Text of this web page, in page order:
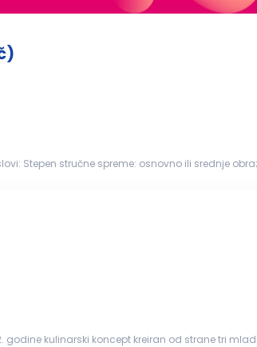
Potrebne
godine kulinarski koncept kreiran od strane tri